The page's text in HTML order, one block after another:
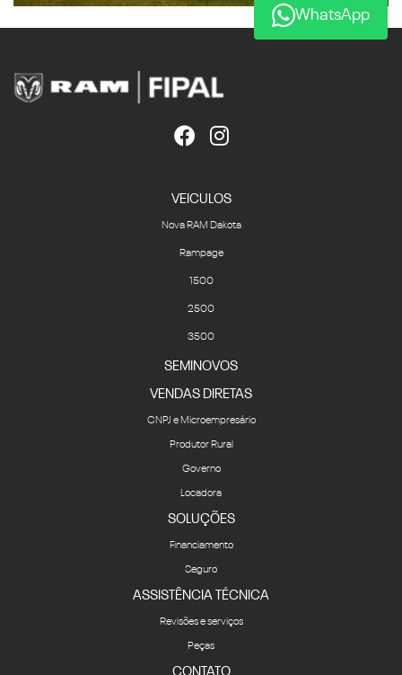
VEICULOS
Nova RAM Dakota
Rampage
1500
2500
3500
SEMINOVOS
VENDAS DIRETAS
CNPJ e Microempresário
Produtor Rural
Governo
Locadora
SOLUÇÕES
Financiamento
Seguro
ASSISTÊNCIA TÉCNICA
Revisões e serviços
Peças
CONTATO
WhatsApp